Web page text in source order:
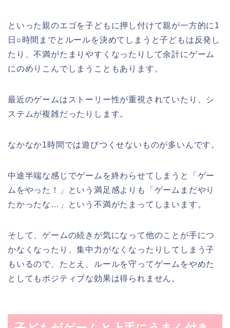
といった親のエゴを子どもに押し付けて親が一方的に 1
日○時間までとルールを決めてしまうと子どもは反発し
たり、不満がたまりやすくなったりして余計にゲーム
にのめりこんでしまうこともあります。
最近のゲームはストーリー性が重視されていたり、シ
ステムが複雑だったりします。
なかなか1時間では遊びつくせないものが多いんです。
中途半端な感じでゲームを終わらせてしまうと「ゲー
ムをやった！」という満足感よりも「ゲームまだやり
たかったな … 」という不満がたまってしまいます。
そして、ゲームの続きが気になって他のことが手につ
かなくなったり、集中力がなくなったりしてしまう子
もいるので、たとえ、ルールを守ってゲームをやめた
としてもポジティブな効果は得られません。